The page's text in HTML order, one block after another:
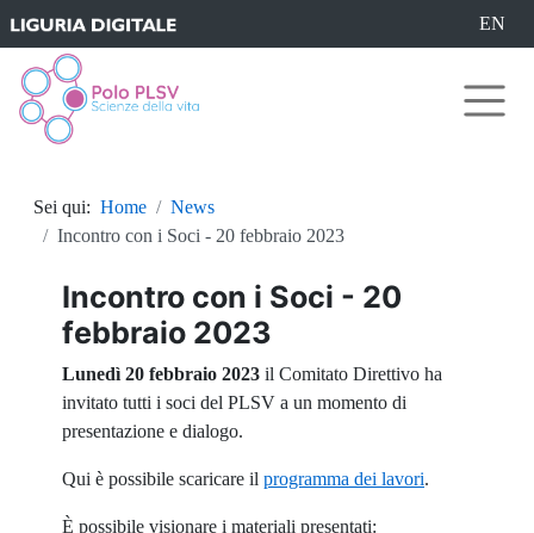
EN
Sei qui: Home
News
Incontro con i Soci - 20 febbraio 2023
Incontro con i Soci - 20
febbraio 2023
Lunedì 20 febbraio 2023 il Comitato Direttivo ha
invitato tutti i soci del PLSV a un momento di
presentazione e dialogo.
Qui è possibile scaricare il programma dei lavori.
È possibile visionare i materiali presentati: